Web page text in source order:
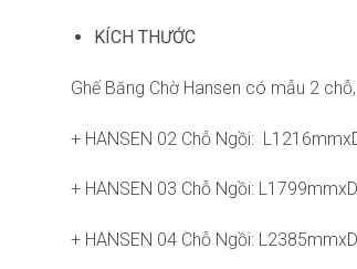
KÍCH THƯỚC
Ghế Băng Chờ Hansen có mẫu 2
+ HANSEN 02 Chỗ Ngồi:
+ HANSEN 03 Chỗ Ngồi:
+ HANSEN 04 Chỗ Ngồi: